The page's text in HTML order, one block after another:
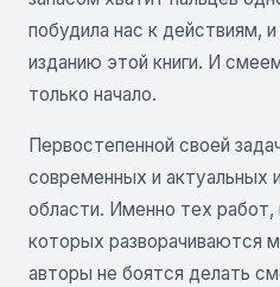
побудила нас к действиям,
изданию этой книги. И
только начало.
Первостепенной своей
современных и актуальных
области. Именно тех
которых разворачиваются
авторы не боятся делать